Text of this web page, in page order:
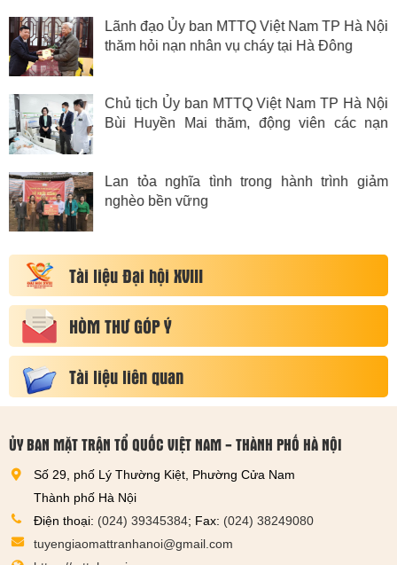
Lãnh đạo Ủy ban MTTQ Việt Nam TP Hà Nội
thăm hỏi nạn nhân vụ cháy tại Hà Đông
Chủ tịch Ủy ban MTTQ Việt Nam TP Hà Nội
Bùi Huyền Mai thăm, động viên các nạn
Lan tỏa nghĩa tình trong hành trình giảm
nghèo bền vững
Tài liệu Đại hội XVIII
HÒM THƯ GÓP Ý
Tài liệu liên quan
ỦY BAN MẶT TRẬN TỔ QUỐC VIỆT NAM - THÀNH PHỐ HÀ NỘI
Số 29, phố Lý Thường Kiệt, Phường Cửa Nam
Thành phố Hà Nội
Điện thoại: (024) 39345384; Fax: (024) 38249080
tuyengiaomattranhanoi@gmail.com